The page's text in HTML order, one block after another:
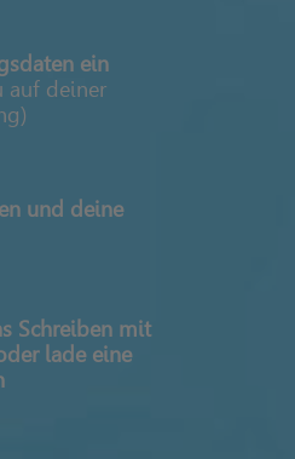
ein
auf deiner
und deine
Schreiben mit
lade eine